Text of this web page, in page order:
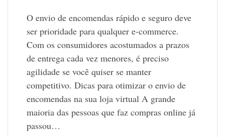
O envio de encomendas rápido e seguro deve
ser prioridade para qualquer e-commerce.
Com os consumidores acostumados a prazos
de entrega cada vez menores, é preciso
agilidade se você quiser se manter
competitivo. Dicas para otimizar o envio de
encomendas na sua loja virtual A grande
maioria das pessoas que faz compras online já
passou…